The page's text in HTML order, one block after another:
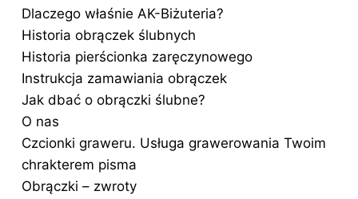
Dlaczego właśnie AK-Biżuteria?
Historia obrączek ślubnych
Historia pierścionka zaręczynowego
Instrukcja zamawiania obrączek
Jak dbać o obrączki ślubne?
O nas
Czcionki graweru. Usługa grawerowania Twoim
chrakterem pisma
Obrączki – zwroty